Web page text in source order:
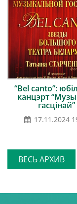
“Bel canto”:
канцэрт
гасцінай”
17.11.2024
ВЕСЬ АРХИВ